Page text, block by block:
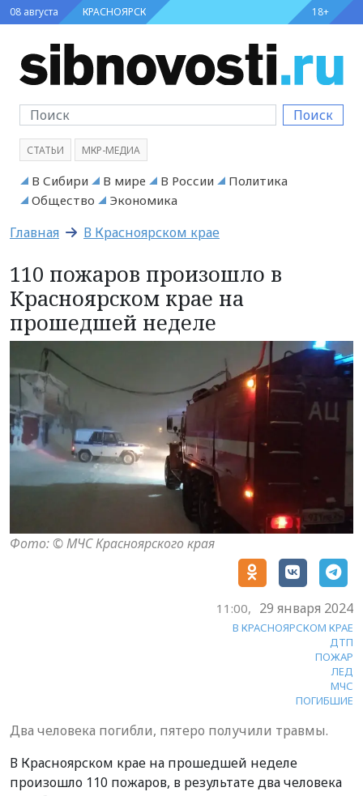
08 августа КРАСНОЯРСК 18+
Поиск
СТАТЬИ МКР-МЕДИА
В Сибири В мире В России
Политика
Общество
Экономика
Главная В Красноярском крае
110 пожаров произошло в
Красноярском крае на
прошедшей неделе
Фото: © МЧС Красноярского края
11:00, 29 января 2024
В КРАСНОЯРСКОМ КРАЕ
ДТП
ПОЖАР
ЛЕД
МЧС
ПОГИБШИЕ
Два человека погибли, пятеро получили травмы.
В Красноярском крае на прошедшей неделе
произошло 110 пожаров, в результате два человека